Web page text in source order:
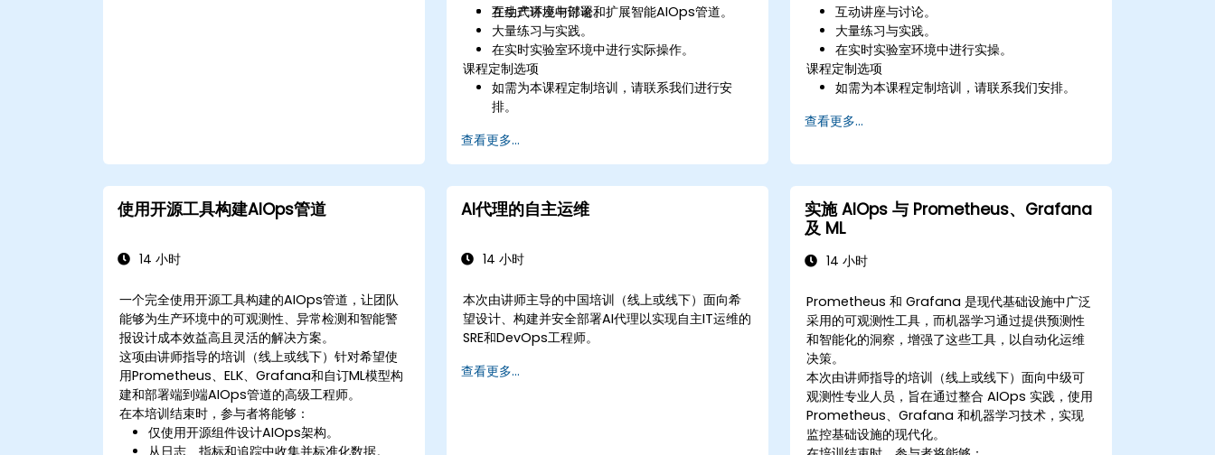
在生产环境中部署和扩展智能AIOps管道。
互动式讲座与讨论。
大量练习与实践。
在实时实验室环境中进行实际操作。
课程定制选项
如需为本课程定制培训，请联系我们进行安
排。
查看更多...
互动讲座与讨论。
大量练习与实践。
在实时实验室环境中进行实操。
课程定制选项
如需为本课程定制培训，请联系我们安排。
查看更多...
使用开源工具构建AIOps管道
14 小时
一个完全使用开源工具构建的AIOps管道，让团队
能够为生产环境中的可观测性、异常检测和智能警
报设计成本效益高且灵活的解决方案。
这项由讲师指导的培训（线上或线下）针对希望使
用Prometheus、ELK、Grafana和自订ML模型构
建和部署端到端AIOps管道的高级工程师。
在本培训结束时，参与者将能够：
仅使用开源组件设计AIOps架构。
从日志、指标和追踪中收集并标准化数据。
AI代理的自主运维
14 小时
本次由讲师主导的中国培训（线上或线下）面向希
望设计、构建并安全部署AI代理以实现自主IT运维的
SRE和DevOps工程师。
查看更多...
实施 AIOps 与 Prometheus、Grafana
及 ML
14 小时
Prometheus 和 Grafana 是现代基础设施中广泛
采用的可观测性工具，而机器学习通过提供预测性
和智能化的洞察，增强了这些工具，以自动化运维
决策。
本次由讲师指导的培训（线上或线下）面向中级可
观测性专业人员，旨在通过整合 AIOps 实践，使用
Prometheus、Grafana 和机器学习技术，实现
监控基础设施的现代化。